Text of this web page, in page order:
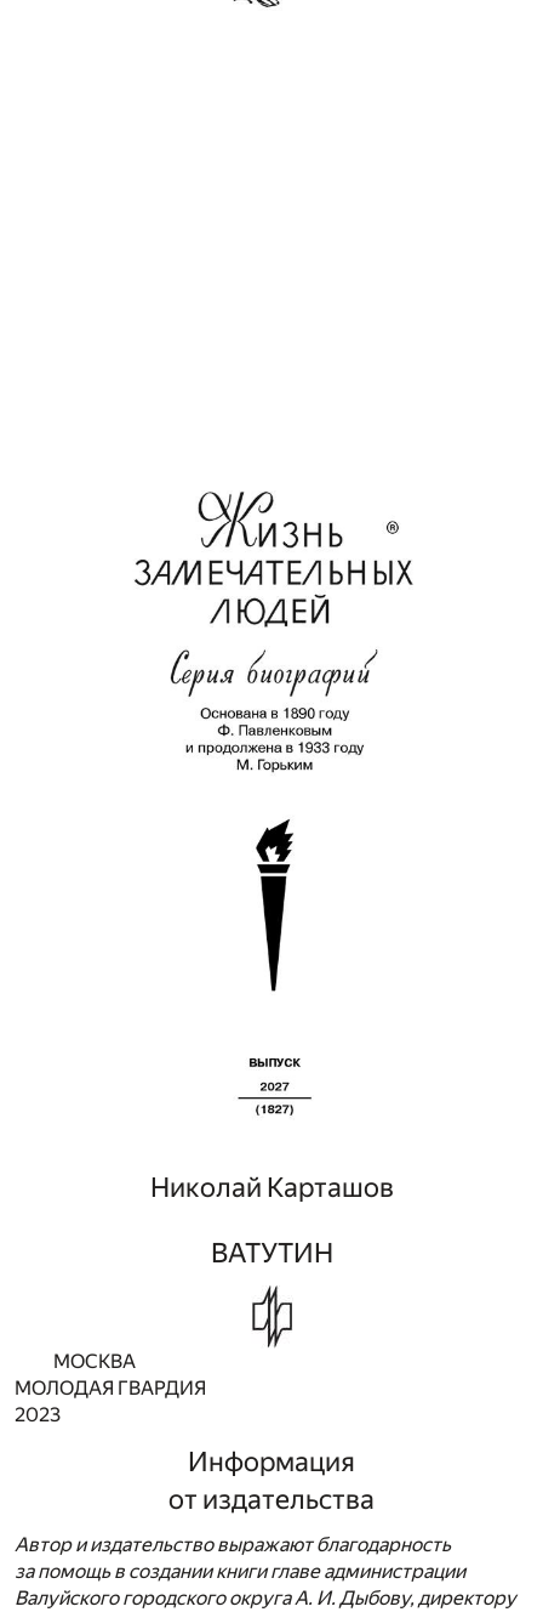
Николай Карташов
ВАТУТИН
МОСКВА
МОЛОДАЯ ГВАРДИЯ
2023
Информация
от издательства
Автор и издательство выражают благодарность
за помощь в создании книги главе администрации
Валуйского городского округа А. И. Дыбову, директору